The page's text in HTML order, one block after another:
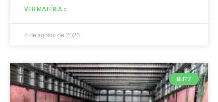
VER MATÉRIA »
5 de agosto de 2026
BLITZ